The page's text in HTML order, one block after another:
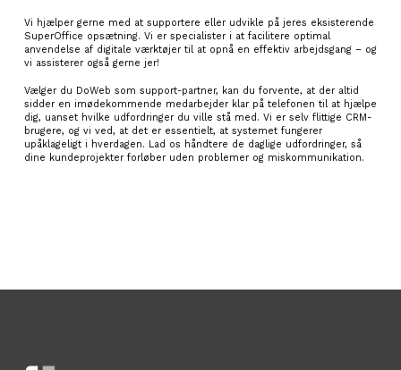
Vi hjælper gerne med at supportere eller udvikle på jeres eksisterende
SuperOffice opsætning. Vi er specialister i at facilitere optimal
anvendelse af digitale værktøjer til at opnå en effektiv arbejdsgang – og
vi assisterer også gerne jer!
Vælger du DoWeb som support-partner, kan du forvente, at der altid
sidder en imødekommende medarbejder klar på telefonen til at hjælpe
dig, uanset hvilke udfordringer du ville stå med. Vi er selv flittige CRM-
brugere, og vi ved, at det er essentielt, at systemet fungerer
upåklageligt i hverdagen. Lad os håndtere de daglige udfordringer, så
dine kundeprojekter forløber uden problemer og miskommunikation.